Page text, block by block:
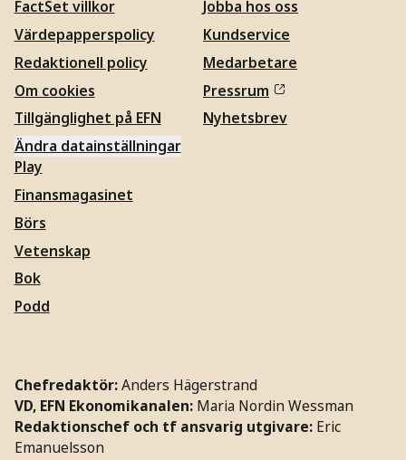
FactSet villkor
Värdepapperspolicy
Redaktionell policy
Om cookies
Tillgänglighet på EFN
Ändra datainställningar
Jobba hos oss
Kundservice
Medarbetare
Pressrum
Nyhetsbrev
Play
Finansmagasinet
Börs
Vetenskap
Bok
Podd
Chefredaktör:Anders Hägerstrand
VD, EFN Ekonomikanalen: Maria Nordin Wessman
Redaktionschef och tf ansvarig utgivare: Eric
Emanuelsson